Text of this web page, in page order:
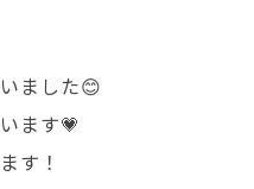
ました😊
ます💗
す！